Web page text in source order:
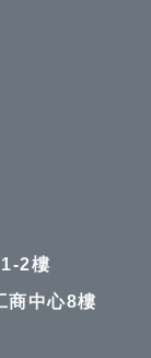
2樓
商中心8樓